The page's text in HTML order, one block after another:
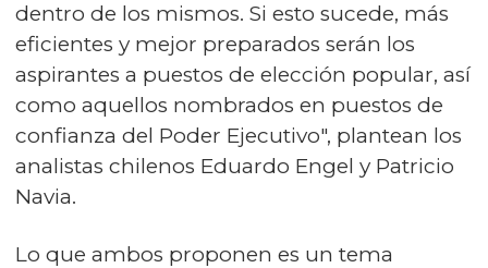
dentro de los mismos. Si esto sucede, más
eficientes y mejor preparados serán los
aspirantes a puestos de elección popular, así
como aquellos nombrados en puestos de
confianza del Poder Ejecutivo", plantean los
analistas chilenos Eduardo Engel y Patricio
Navia.
Lo que ambos proponen es un tema